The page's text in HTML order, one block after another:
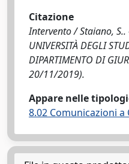
Citazione
Intervento / Staiano,
UNIVERSITÀ DEGLI
DIPARTIMENTO DI
20/11/2019).
Appare nelle
8.02 Comunicazioni